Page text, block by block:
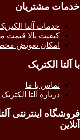
خدمات مشتریان
خدمات آلتا
کیفیت بالا قیمت
امکان تعویض
با آلتا الکتریک
تماس با ما
درباره آلتا الکتریک
فروشگاه اینترنتی
آنلاین